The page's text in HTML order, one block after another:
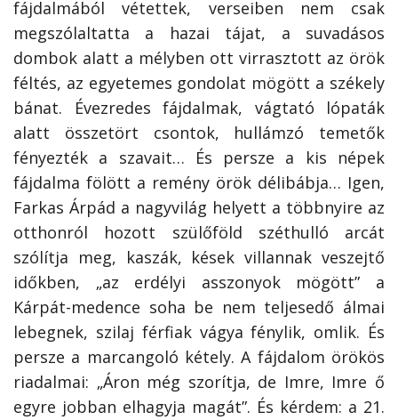
fájdalmából vétettek, verseiben nem csak
megszólaltatta a hazai tájat, a suvadásos
dombok alatt a mélyben ott virrasztott az örök
féltés, az egyetemes gondolat mögött a székely
bánat. Évezredes fájdalmak, vágtató lópaták
alatt összetört csontok, hullámzó temetők
fényezték a szavait… És persze a kis népek
fájdalma fölött a remény örök délibábja… Igen,
Farkas Árpád a nagyvilág helyett a többnyire az
otthonról hozott szülőföld széthulló arcát
szólítja meg, kaszák, kések villannak veszejtő
időkben, „az erdélyi asszonyok mögött” a
Kárpát-medence soha be nem teljesedő álmai
lebegnek, szilaj férfiak vágya fénylik, omlik. És
persze a marcangoló kétely. A fájdalom örökös
riadalmai: „Áron még szorítja, de Imre, Imre ő
egyre jobban elhagyja magát”. És kérdem: a 21.